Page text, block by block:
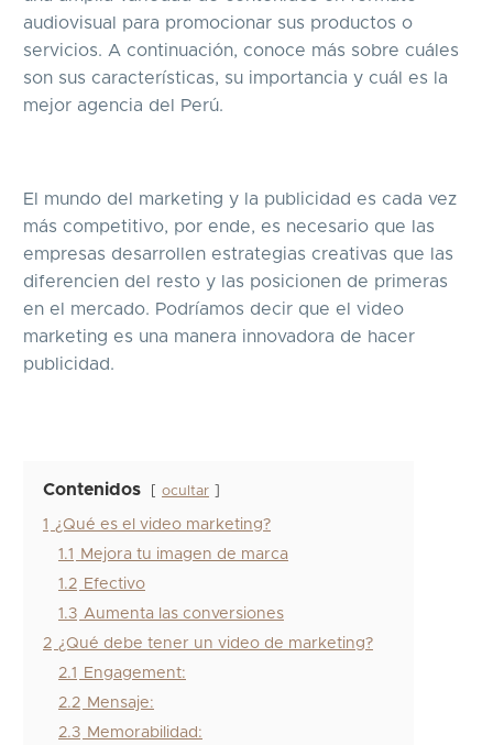
audiovisual para promocionar sus productos o
servicios. A continuación, conoce más sobre cuáles
son sus características, su importancia y cuál es la
mejor agencia del Perú.
El mundo del marketing y la publicidad es cada vez
más competitivo, por ende, es necesario que las
empresas desarrollen estrategias creativas que las
diferencien del resto y las posicionen de primeras
en el mercado. Podríamos decir que el video
marketing es una manera innovadora de hacer
publicidad.
Contenidos ocultar
1
¿Qué es el video marketing?
1.1
Mejora tu imagen de marca
1.2 Efectivo
1.3 Aumenta las conversiones
2 ¿Qué debe tener un video de marketing?
2.1
Engagement:
2.2 Mensaje:
2.3 Memorabilidad: